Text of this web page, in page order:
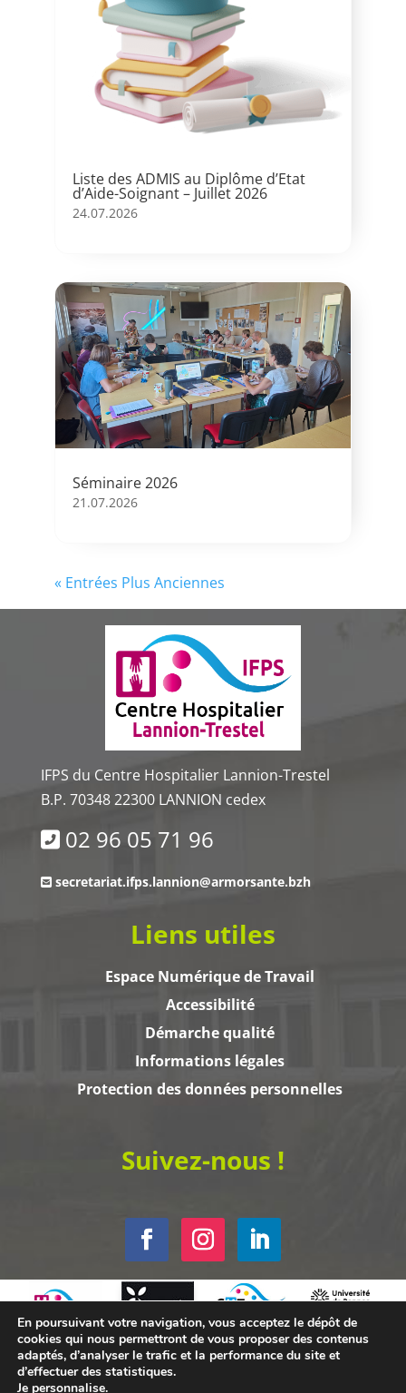
Liste des ADMIS au Diplôme d’Etat
d’Aide-Soignant – Juillet 2026
24.07.2026
Séminaire 2026
21.07.2026
« Entrées Plus Anciennes
IFPS du Centre Hospitalier Lannion-Trestel
B.P. 70348 22300 LANNION cedex
02 96 05 71 96
secretariat.ifps.lannion@armorsante.bzh
Liens utiles
Espace Numérique de Travail
Accessibilité
Démarche qualité
Informations légales
Protection des données personnelles
Suivez-nous !
En poursuivant votre navigation, vous acceptez le dépôt de
cookies qui nous permettront de vous proposer des contenus
adaptés, d’analyser le trafic et la performance du site et
d’effectuer des statistiques.
Je personnalise.